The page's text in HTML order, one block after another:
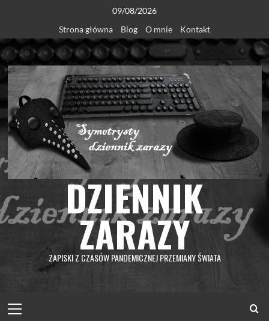
content
09/08/2026
Strona główna
Blog O mnie Kontakt
DZIENNIK
ZARAZY
ZAPISKI Z CZASÓW PANDEMICZNEJ PRZEMIANY ŚWIATA
Menu